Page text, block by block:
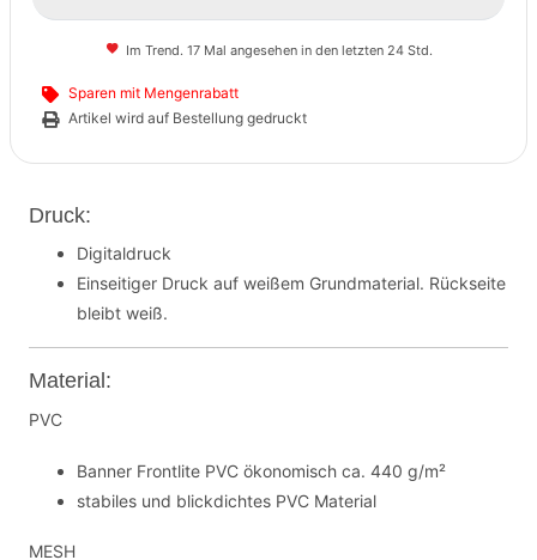
Im Trend. 17 Mal angesehen in den letzten 24 Std.
Sparen mit Mengenrabatt
Artikel wird auf Bestellung gedruckt
Druck:
Digitaldruck
Einseitiger Druck auf weißem Grundmaterial. Rückseite
bleibt weiß.
Material:
PVC
Banner Frontlite PVC ökonomisch ca. 440 g/m²
stabiles und blickdichtes PVC Material
MESH